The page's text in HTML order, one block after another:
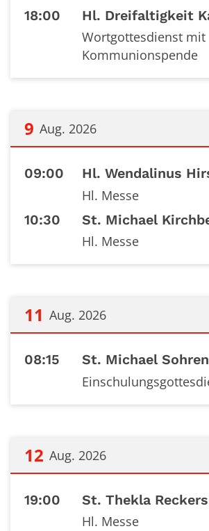
18:00 Hl. Dreifaltigkeit
Wortgottesdienst mit
Kommunionspende
9 Aug. 2026
09:00 Hl. Wendalinus
Hl. Messe
10:30 St. Michael
Hl. Messe
11 Aug. 2026
08:15 St. Michael Sohren
12 Aug. 2026
19:00 St. Thekla
Hl. Messe